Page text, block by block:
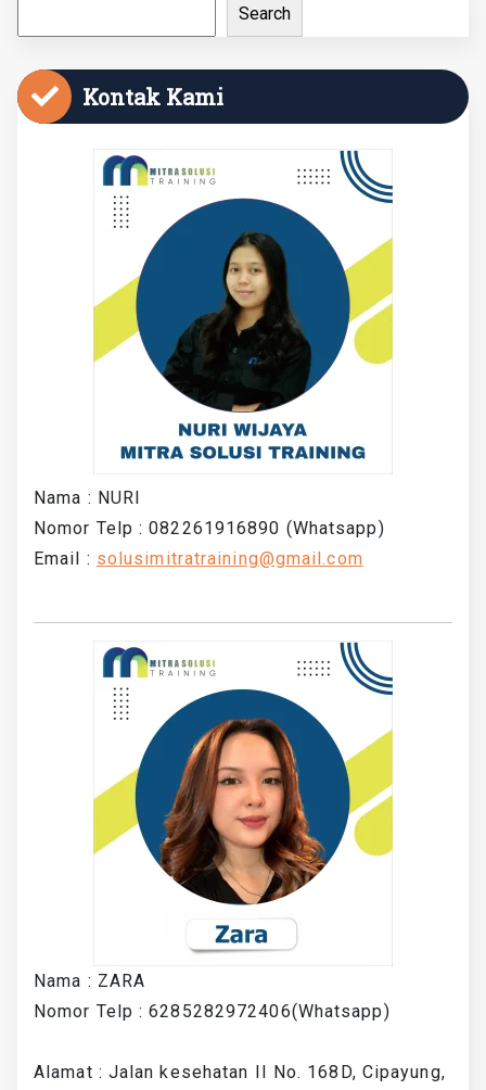
Search
Kontak Kami
Nama : NURI
Nomor Telp : 082261916890 (Whatsapp)
Email : solusimitratraining@gmail.com
Nama : ZARA
Nomor Telp : 6285282972406(Whatsapp)
Alamat : Jalan kesehatan II No. 168D, Cipayung,